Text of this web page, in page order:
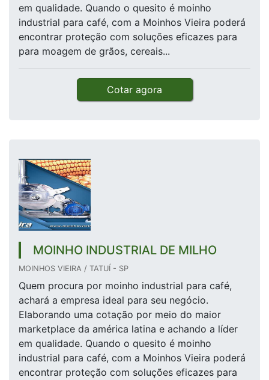
em qualidade. Quando o quesito é moinho
industrial para café, com a Moinhos Vieira poderá
encontrar proteção com soluções eficazes para
para moagem de grãos, cereais...
Cotar agora
MOINHO INDUSTRIAL DE MILHO
MOINHOS VIEIRA / TATUÍ - SP
Quem procura por moinho industrial para café,
achará a empresa ideal para seu negócio.
Elaborando uma cotação por meio do maior
marketplace da américa latina e achando a líder
em qualidade. Quando o quesito é moinho
industrial para café, com a Moinhos Vieira poderá
encontrar proteção com soluções eficazes para